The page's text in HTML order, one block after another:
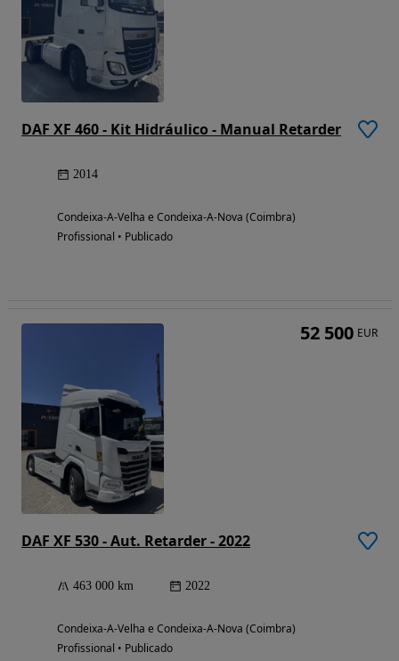
DAF XF 460 - Kit Hidráulico - Manual Retarder
2014
Condeixa-A-Velha e Condeixa-A-Nova (Coimbra)
Profissional • Publicado
DAF XF 530 - Aut. Retarder - 2022
463 000 km 2022
Condeixa-A-Velha e Condeixa-A-Nova (Coimbra)
Profissional • Publicado
52 500 EUR